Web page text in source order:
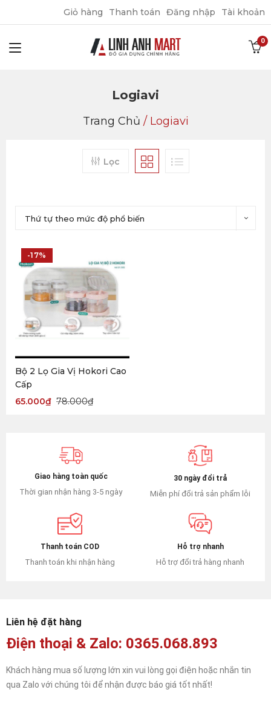
Giỏ hàng Thanh toán Đăng nhập Tài khoản
Logiavi
Trang Chủ / Logiavi
Lọc
Thứ tự theo mức độ phổ biến
-17%
Bộ 2 Lọ Gia Vị Hokori Cao
Cấp
78.000₫
65.000₫
Giao hàng toàn quốc
Thời gian nhận hàng 3-5 ngày
30 ngày đổi trả
Miễn phí đổi trả sản phẩm lỗi
Thanh toán COD
Thanh toán khi nhận hàng
Hỗ trợ nhanh
Hỗ trợ đổi trả hàng nhanh
Liên hệ đặt hàng
Điện thoại & Zalo: 0365.068.893
Khách hàng mua số lượng lớn xin vui lòng gọi điện hoặc nhắn tin
qua Zalo với chúng tôi để nhận được báo giá tốt nhất!